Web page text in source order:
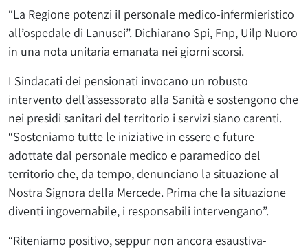
“La Regione potenzi il personale medico-infermieristico
all’ospedale di Lanusei”. Dichiarano Spi, Fnp, Uilp Nuoro
in una nota unitaria emanata nei giorni scorsi.
I Sindacati dei pensionati invocano un robusto
intervento dell’assessorato alla Sanità e sostengono che
nei presidi sanitari del territorio i servizi siano carenti.
“Sosteniamo tutte le iniziative in essere e future
adottate dal personale medico e paramedico del
territorio che, da tempo, denunciano la situazione al
Nostra Signora della Mercede. Prima che la situazione
diventi ingovernabile, i responsabili intervengano”.
“Riteniamo positivo, seppur non ancora esaustiva-